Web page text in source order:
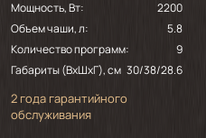
Мощность, Вт:
2200
Объем чаши, л:
5.8
Количество программ:
9
Габариты (ВхШхГ), см 30/38/28.6
2 года гарантийного
обслуживания